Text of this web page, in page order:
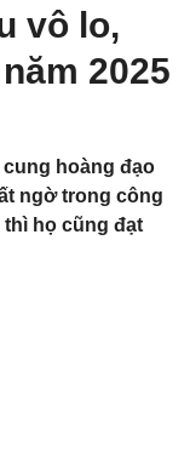
vô lo,
2025
hoàng đạo
ngờ trong công
thì họ cũng đạt